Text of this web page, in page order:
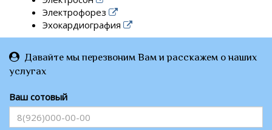
Электрофорез
Эхокардиография
Давайте мы перезвоним Вам и расскажем о наших
услугах
Ваш сотовый